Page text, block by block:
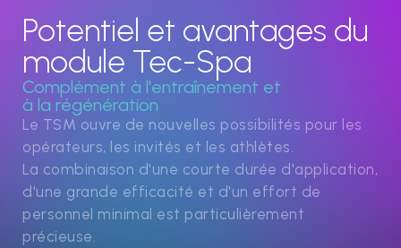
Potentiel et avantages du
module Tec-Spa
Complément à l'entraînement et
à la régénération
Le TSM ouvre de nouvelles possibilités pour les
opérateurs, les invités et les athlètes.
La combinaison d'une courte durée d'application,
d'une grande efficacité et d'un effort de
personnel minimal est particulièrement
précieuse.